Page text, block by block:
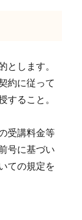
とします。
約に従って
すること。
受講料金等
号に基づい
ての規定を